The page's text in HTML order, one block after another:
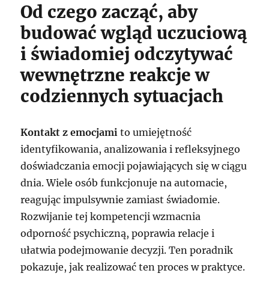
Od czego zacząć, aby
budować wgląd uczuciową
i świadomiej odczytywać
wewnętrzne reakcje w
codziennych sytuacjach
Kontakt z emocjami to umiejętność
identyfikowania, analizowania i refleksyjnego
doświadczania emocji pojawiających się w ciągu
dnia. Wiele osób funkcjonuje na automacie,
reagując impulsywnie zamiast świadomie.
Rozwijanie tej kompetencji wzmacnia
odporność psychiczną, poprawia relacje i
ułatwia podejmowanie decyzji. Ten poradnik
pokazuje, jak realizować ten proces w praktyce.